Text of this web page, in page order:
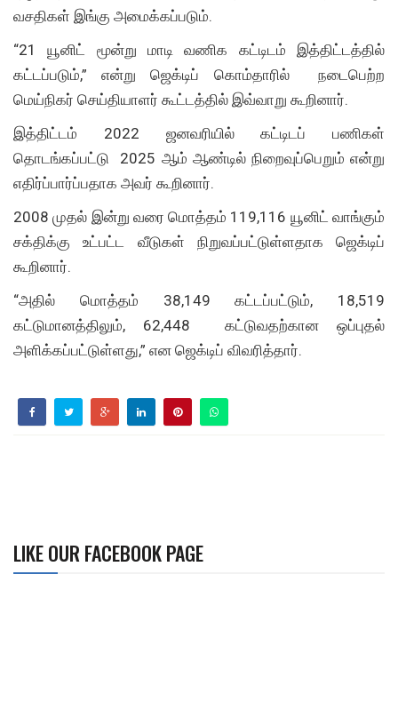
வசதிகள் இங்கு அமைக்கப்படும்.
“21 யூனிட் மூன்று மாடி வணிக கட்டிடம் இத்திட்டத்தில்
கட்டப்படும்,” என்று ஜெக்டிப் கொம்தாரில் நடைபெற்ற
மெய்நிகர் செய்தியாளர் கூட்டத்தில் இவ்வாறு கூறினார்.
இத்திட்டம் 2022 ஜனவரியில் கட்டிடப் பணிகள்
தொடங்கப்பட்டு 2025 ஆம் ஆண்டில் நிறைவுப்பெறும் என்று
எதிர்ப்பார்ப்பதாக அவர் கூறினார்.
2008 முதல் இன்று வரை மொத்தம் 119,116 யூனிட் வாங்கும்
சக்திக்கு உட்பட்ட வீடுகள் நிறுவப்பட்டுள்ளதாக ஜெக்டிப்
கூறினார்.
“அதில் மொத்தம் 38,149 கட்டப்பட்டும், 18,519
கட்டுமானத்திலும், 62,448 கட்டுவதற்கான ஒப்புதல்
அளிக்கப்பட்டுள்ளது,” என ஜெக்டிப் விவரித்தார்.
LIKE OUR FACEBOOK PAGE